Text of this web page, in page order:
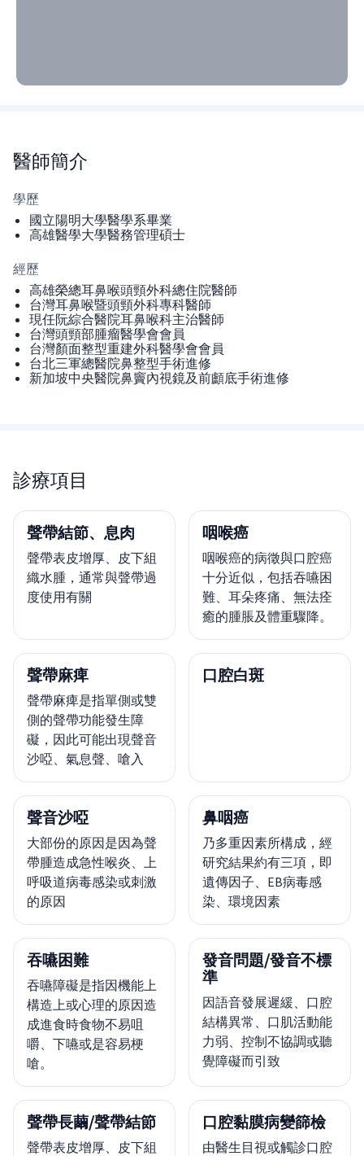
醫師簡介
學歷
國立陽明大學醫學系畢業
高雄醫學大學醫務管理碩士
經歷
高雄榮總耳鼻喉頭頸外科總住院醫師
台灣耳鼻喉暨頭頸外科專科醫師
現任阮綜合醫院耳鼻喉科主治醫師
台灣頭頸部腫瘤醫學會會員
台灣顏面整型重建外科醫學會會員
台北三軍總醫院鼻整型手術進修
新加坡中央醫院鼻竇內視鏡及前顱底手術進修
診療項目
聲帶結節、息肉
聲帶表皮增厚、皮下組
織水腫，通常與聲帶過
度使用有關
咽喉癌
咽喉癌的病徵與口腔癌
十分近似，包括吞嚥困
難、耳朵疼痛、無法痊
癒的腫脹及體重驟降。
聲帶麻痺
聲帶麻痺是指單側或雙
側的聲帶功能發生障
礙，因此可能出現聲音
沙啞、氣息聲、嗆入
口腔白斑
聲音沙啞
大部份的原因是因為聲
帶腫造成急性喉炎、上
呼吸道病毒感染或刺激
的原因
鼻咽癌
乃多重因素所構成，經
研究結果約有三項，即
遺傳因子、EB病毒感
染、環境因素
吞嚥困難
吞嚥障礙是指因機能上
構造上或心理的原因造
成進食時食物不易咀
嚼、下嚥或是容易梗
嗆。
發音問題/發音不標
準
因語音發展遲緩、口腔
結構異常、口肌活動能
力弱、控制不協調或聽
覺障礙而引致
聲帶長繭/聲帶結節
聲帶表皮增厚、皮下組
口腔黏膜病變篩檢
由醫生目視或觸診口腔